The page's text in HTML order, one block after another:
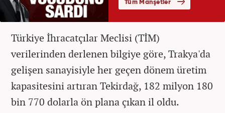
Türkiye İhracatçılar Meclisi (TİM)
verilerinden derlenen bilgiye göre, Trakya'da
gelişen sanayisiyle her geçen dönem üretim
kapasitesini artıran Tekirdağ, 182 milyon 180
bin 770 dolarla ön plana çıkan il oldu.